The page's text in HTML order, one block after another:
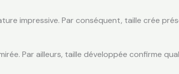
impressive. Par conséquent, taille crée
Par ailleurs, taille développée confirme